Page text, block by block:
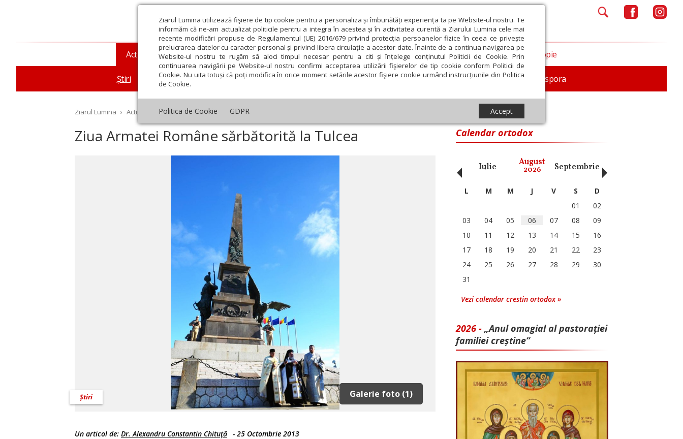
Ziarul Lumina utilizează fişiere de tip cookie pentru a personaliza și îmbunătăți experiența ta pe Website-ul nostru. Te
informăm că ne-am actualizat politicile pentru a integra în acestea și în activitatea curentă a Ziarului Lumina cele mai
recente modificări propuse de Regulamentul (UE) 2016/679 privind protecția persoanelor fizice în ceea ce privește
prelucrarea datelor cu caracter personal și privind libera circulație a acestor date. Înainte de a continua navigarea pe
Website-ul nostru te rugăm să aloci timpul necesar pentru a citi și înțelege conținutul Politicii de Cookie. Prin
continuarea navigării pe Website-ul nostru confirmi acceptarea utilizării fişierelor de tip cookie conform Politicii de
Cookie. Nu uita totuși că poți modifica în orice moment setările acestor fişiere cookie urmând instrucțiunile din Politica
de Cookie.
Politica de Cookie GDPR Accept
Actualitate religioasă
Știri Mesaje și cuvântări An omagial Comunicate de presă Documentar In memoriam Diaspora
Teologie și spiritualitate Educaţie și Cultură Societate Opinii Filantropie
Ziarul Lumina › Actualitate religioasă › Știri › Ziua Armatei Române sărbătorită la Tulcea
Ziua Armatei Române sărbătorită la Tulcea
Galerie foto (1)
Știri
Un articol de: Dr. Alexandru Constantin Chituţă - 25 Octombrie 2013
Calendar ortodox
Iulie August
2026 Septembrie Octombrie
‹ L M M J V S
D
01
02
03
04 05 06 07 08
09
10
11 12 13 14 15
16
17
18 19 20 21 22
23
24
25 26 27 28 29
30
31
Vezi calendar crestin ortodox »
2026 - „Anul omagial al pastorației
familiei creștine”